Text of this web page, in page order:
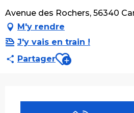
Avenue des Rochers, 56340
M'y rendre
J'y vais en train !
PartagerAjouter aux favoris